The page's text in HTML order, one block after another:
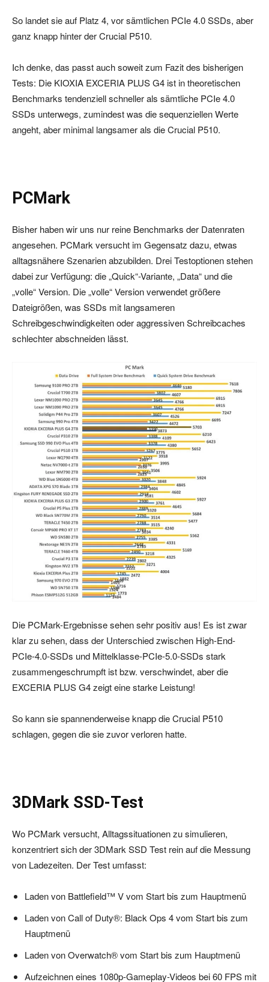
So landet sie auf Platz 4, vor sämtlichen PCIe 4.0 SSDs, aber
ganz knapp hinter der Crucial P510.
Ich denke, das passt auch soweit zum Fazit des bisherigen
Tests: Die KIOXIA EXCERIA PLUS G4 ist in theoretischen
Benchmarks tendenziell schneller als sämtliche PCIe 4.0
SSDs unterwegs, zumindest was die sequenziellen Werte
angeht, aber minimal langsamer als die Crucial P510.
PCMark
Bisher haben wir uns nur reine Benchmarks der Datenraten
angesehen. PCMark versucht im Gegensatz dazu, etwas
alltagsnähere Szenarien abzubilden. Drei Testoptionen stehen
dabei zur Verfügung: die „Quick“-Variante, „Data“ und die
„volle“ Version. Die „volle“ Version verwendet größere
Dateigrößen, was SSDs mit langsameren
Schreibgeschwindigkeiten oder aggressiven Schreibcaches
schlechter abschneiden lässt.
Die PCMark-Ergebnisse sehen sehr positiv aus! Es ist zwar
klar zu sehen, dass der Unterschied zwischen High-End-
PCIe-4.0-SSDs und Mittelklasse-PCIe-5.0-SSDs stark
zusammengeschrumpft ist bzw. verschwindet, aber die
EXCERIA PLUS G4 zeigt eine starke Leistung!
So kann sie spannenderweise knapp die Crucial P510
schlagen, gegen die sie zuvor verloren hatte.
3DMark SSD-Test
Wo PCMark versucht, Alltagssituationen zu simulieren,
konzentriert sich der 3DMark SSD Test rein auf die Messung
von Ladezeiten. Der Test umfasst:
Laden von Battlefield™ V vom Start bis zum Hauptmenü
Laden von Call of Duty®: Black Ops 4 vom Start bis zum
Hauptmenü
Laden von Overwatch® vom Start bis zum Hauptmenü
Aufzeichnen eines 1080p-Gameplay-Videos bei 60 FPS mit